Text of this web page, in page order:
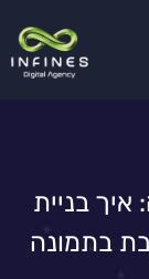
בניית
בתמונה